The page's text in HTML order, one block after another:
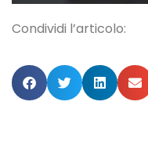
Condividi l’articolo: